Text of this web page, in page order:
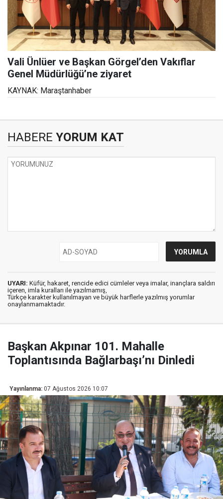
Vali Ünlüer ve Başkan Görgel’den Vakıflar
Genel Müdürlüğü’ne ziyaret
KAYNAK: Maraştanhaber
HABERE YORUM KAT
UYARI: Küfür, hakaret, rencide edici cümleler veya imalar, inançlara saldırı
içeren, imla kuralları ile yazılmamış,
Türkçe karakter kullanılmayan ve büyük harflerle yazılmış yorumlar
onaylanmamaktadır.
Başkan Akpınar 101. Mahalle
Toplantısında Bağlarbaşı’nı Dinledi
Yayınlanma: 07 Ağustos 2026 10:07